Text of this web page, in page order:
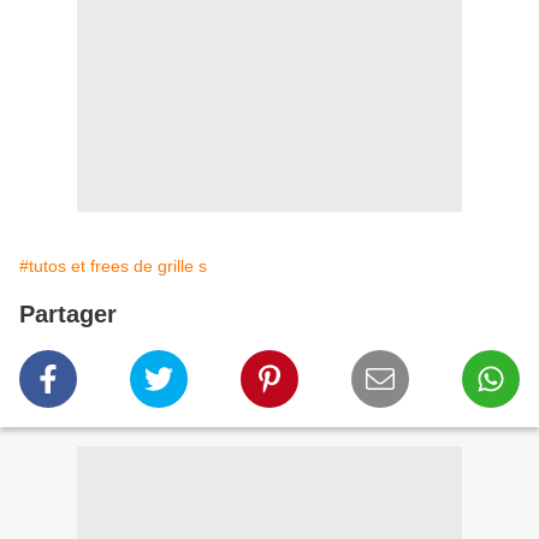
#tutos et frees de grille s
Partager